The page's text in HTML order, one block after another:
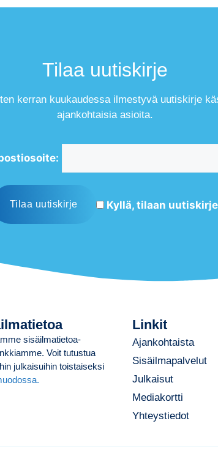
Tilaa uutiskirje
kerran kuukaudessa ilmestyvä uutiskirje
ajankohtaisia asioita.
Kyllä, tilaan
sisäilmatietoa-
Voit tutustua
julkaisuihin toistaiseksi
Linkit
Ajankohtaista
Sisäilmapalvelut
Julkaisut
Mediakortti
Yhteystiedot